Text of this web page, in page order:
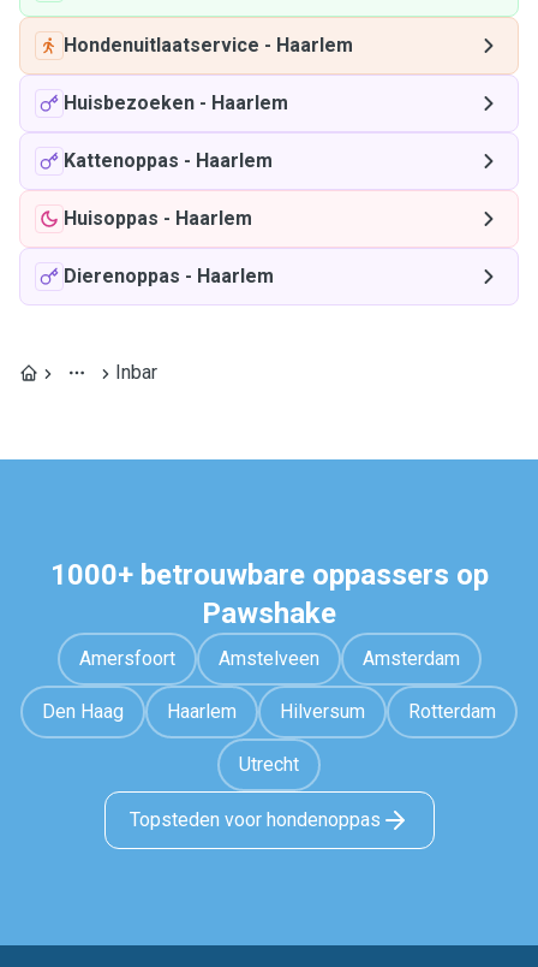
Hondenuitlaatservice - Haarlem
Huisbezoeken - Haarlem
Kattenoppas - Haarlem
Huisoppas - Haarlem
Dierenoppas - Haarlem
Inbar
1000+ betrouwbare oppassers op
Pawshake
Amersfoort Amstelveen Amsterdam
Den Haag Haarlem Hilversum Rotterdam
Utrecht
Topsteden voor hondenoppas